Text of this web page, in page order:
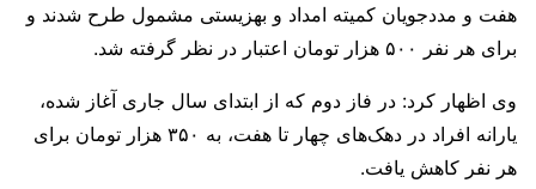
هفت و مددجویان کمیته امداد و بهزیستی مشمول طرح شدند و
برای هر نفر ۵۰۰ هزار تومان اعتبار در نظر گرفته شد.
وی اظهار کرد: در فاز دوم که از ابتدای سال جاری آغاز شده،
یارانه افراد در دهک‌های چهار تا هفت، به ۳۵۰ هزار تومان برای
هر نفر کاهش یافت.